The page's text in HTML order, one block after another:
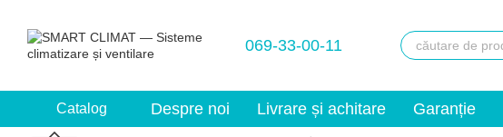
069-33-00-11
Catalog Despre noi Livrare și achitare Garanție